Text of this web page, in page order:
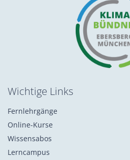
Wichtige Links
Fernlehrgänge
Online-Kurse
Wissensabos
Lerncampus